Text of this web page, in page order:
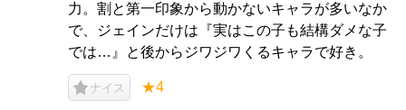
力。割と第一印象から動かないキャラが多いなか
で、ジェインだけは『実はこの子も結構ダメな子
では…』と後からジワジワくるキャラで好き。
ナイス ★4